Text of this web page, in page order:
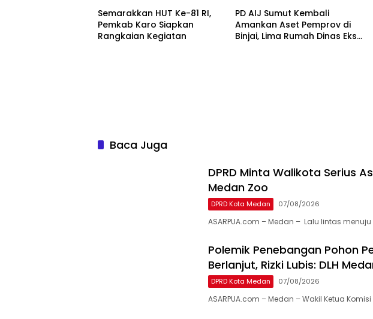
Semarakkan HUT Ke-81 RI,
Pemkab Karo Siapkan
Rangkaian Kegiatan
PD AIJ Sumut Kembali
Amankan Aset Pemprov di
Binjai, Lima Rumah Dinas Eks
Baca Juga
DPRD Minta Walikota Serius
Medan Zoo
DPRD Kota Medan 07/08/2026
ASARPUA.com – Medan – Lalu lintas
Polemik Penebangan Pohon
Berlanjut, Rizki Lubis: DLH
DPRD Kota Medan 07/08/2026
ASARPUA.com – Medan – Wakil Ketua Komisi